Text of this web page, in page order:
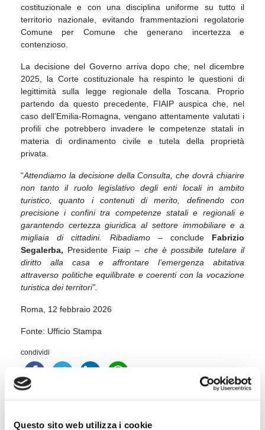
Questo sito web utilizza i cookie
costituzionale e con una disciplina uniforme su tutto il
territorio nazionale, evitando frammentazioni regolatorie
Comune per Comune che generano incertezza e
contenzioso.
La decisione del Governo arriva dopo che, nel dicembre
2025, la Corte costituzionale ha respinto le questioni di
legittimità sulla legge regionale della Toscana. Proprio
partendo da questo precedente, FIAIP auspica che, nel
caso dell’Emilia-Romagna, vengano attentamente valutati i
profili che potrebbero invadere le competenze statali in
materia di ordinamento civile e tutela della proprietà
privata.
“Attendiamo la decisione della Consulta, che dovrà chiarire
non tanto il ruolo legislativo degli enti locali in ambito
turistico, quanto i contenuti di merito, definendo con
precisione i confini tra competenze statali e regionali e
garantendo certezza giuridica al settore immobiliare e a
migliaia di cittadini. Ribadiamo– conclude Fabrizio
Segalerba, Presidente Fiaip– che è possibile tutelare il
diritto alla casa e affrontare l’emergenza abitativa
attraverso politiche equilibrate e coerenti con la vocazione
turistica dei territori”.
Roma, 12 febbraio 2026
Fonte: Ufficio Stampa
condividi